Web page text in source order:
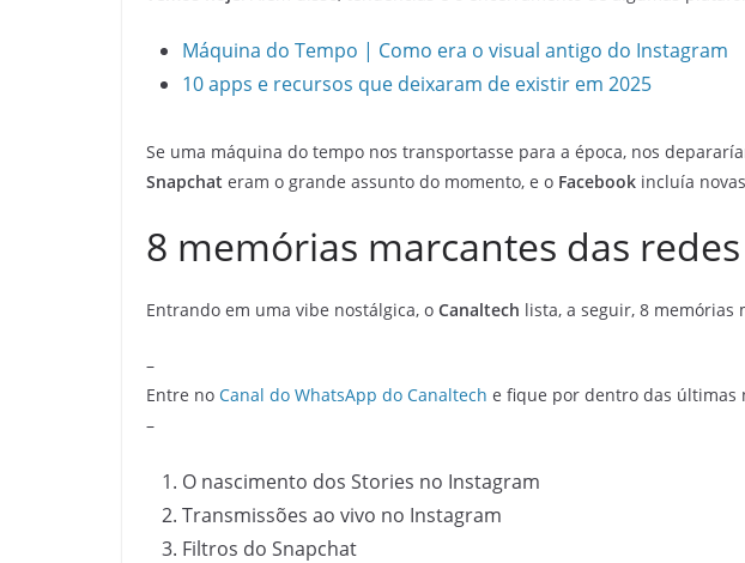
Máquina do Tempo | Como era o visual antigo do Instagram
10 apps e recursos que deixaram de existir em 2025
Se uma máquina do tempo nos transportasse para a época, nos
Snapchat eram o grande assunto do momento, e o Facebook incluía
8 memórias marcantes das
Entrando em uma vibe nostálgica, o Canaltech lista, a seguir, 8 memórias
–
Entre no Canal do WhatsApp do Canaltech e fique por dentro das últimas
–
O nascimento dos Stories no Instagram
Transmissões ao vivo no Instagram
Filtros do Snapchat